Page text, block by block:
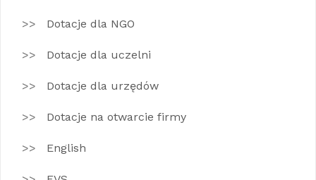
Dotacje dla NGO
Dotacje dla uczelni
Dotacje dla urzędów
Dotacje na otwarcie firmy
English